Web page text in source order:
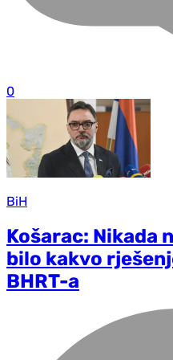
0
BiH
Košarac: Nikada
bilo kakvo
BHRT-a